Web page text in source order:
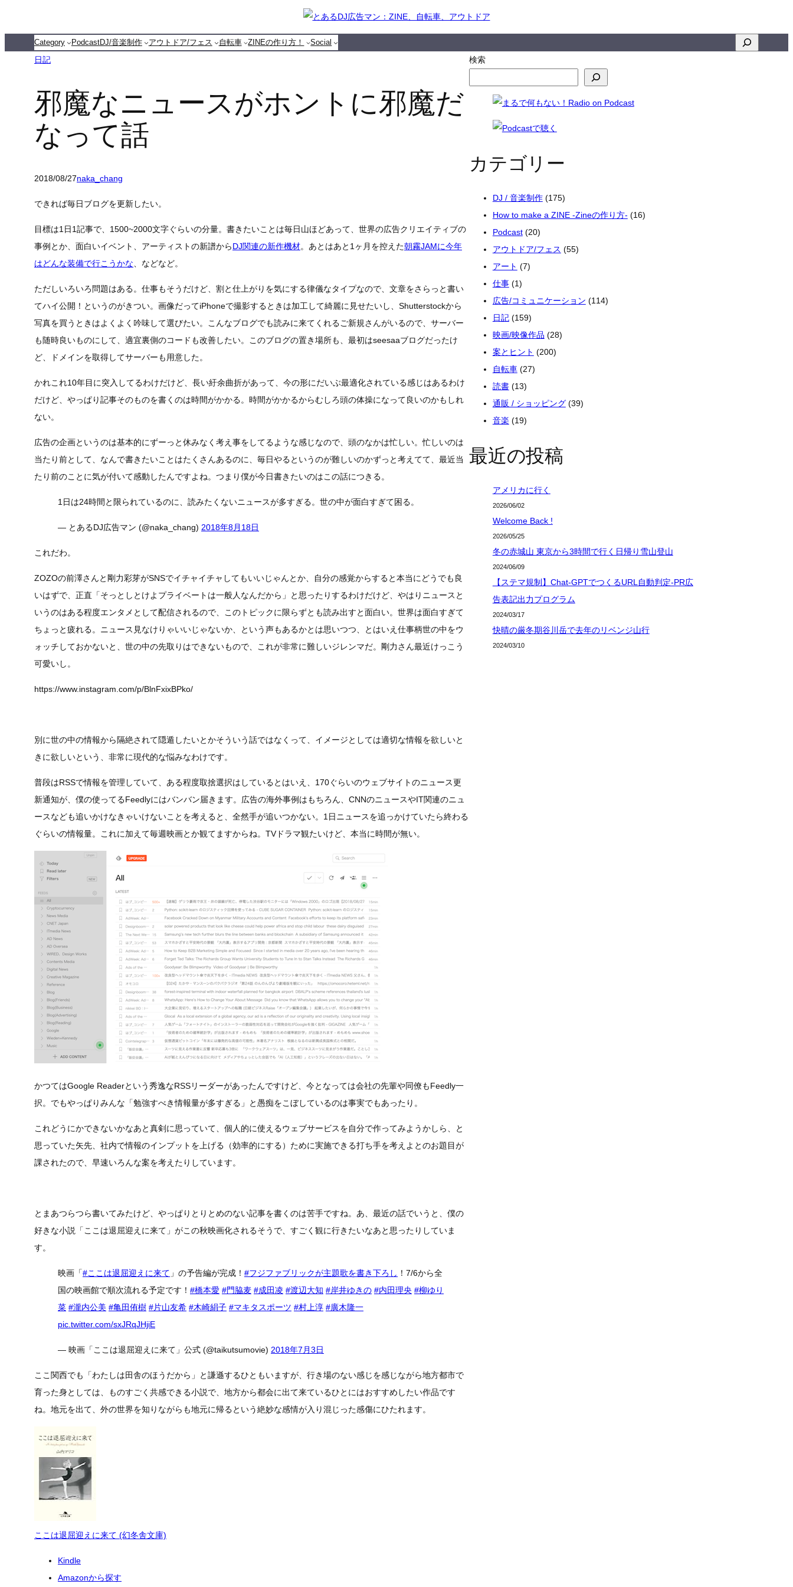
容
を
Category PodcastDJ/音楽制作 アウトドア/フェス 自転車 ZINEの作り方！ Social
日記
邪魔なニュースがホントに邪魔だ
なって話
2018/08/27naka_chang
できれば毎日ブログを更新したい。
目標は1日1記事で、1500~2000文字ぐらいの分量。書きたいことは毎日山ほどあって、世界の広告クリエイティブの
事例とか、面白いイベント、アーティストの新譜からDJ関連の新作機材。あとはあと1ヶ月を控えた朝霧JAMに今年
はどんな装備で行こうかな、などなど。
ただしいろいろ問題はある。仕事もそうだけど、割と仕上がりを気にする律儀なタイプなので、文章をさらっと書い
てハイ公開！というのがきつい。画像だってiPhoneで撮影するときは加工して綺麗に見せたいし、Shutterstockから
写真を買うときはよくよく吟味して選びたい。こんなブログでも読みに来てくれるご新規さんがいるので、サーバー
も随時良いものにして、適宜裏側のコードも改善したい。このブログの置き場所も、最初はseesaaブログだったけ
ど、ドメインを取得してサーバーも用意した。
かれこれ10年目に突入してるわけだけど、長い紆余曲折があって、今の形にだいぶ最適化されている感じはあるわけ
だけど、やっぱり記事そのものを書くのは時間がかかる。時間がかかるからむしろ頭の体操になって良いのかもしれ
ない。
広告の企画というのは基本的にずーっと休みなく考え事をしてるような感じなので、頭のなかは忙しい。忙しいのは
当たり前として、なんで書きたいことはたくさんあるのに、毎日やるというのが難しいのかずっと考えてて、最近当
たり前のことに気が付いて感動したんですよね。つまり僕が今日書きたいのはこの話につきる。
1日は24時間と限られているのに、読みたくないニュースが多すぎる。世の中が面白すぎて困る。
— とあるDJ広告マン (@naka_chang) 2018年8月18日
これだわ。
ZOZOの前澤さんと剛力彩芽がSNSでイチャイチャしてもいいじゃんとか、自分の感覚からすると本当にどうでも良
いはずで、正直「そっとしとけよプライベートは一般人なんだから」と思ったりするわけだけど、やはりニュースと
いうのはある程度エンタメとして配信されるので、このトピックに限らずとも読み出すと面白い。世界は面白すぎて
ちょっと疲れる。ニュース見なけりゃいいじゃないか、という声もあるかとは思いつつ、とはいえ仕事柄世の中をウ
ォッチしておかないと、世の中の先取りはできないもので、これが非常に難しいジレンマだ。剛力さん最近けっこう
可愛いし。
https://www.instagram.com/p/BlnFxixBPko/
別に世の中の情報から隔絶されて隠遁したいとかそういう話ではなくって、イメージとしては適切な情報を欲しいと
きに欲しいという、非常に現代的な悩みなわけです。
普段はRSSで情報を管理していて、ある程度取捨選択はしているとはいえ、170ぐらいのウェブサイトのニュース更
新通知が、僕の使ってるFeedlyにはバンバン届きます。広告の海外事例はもちろん、CNNのニュースやIT関連のニュ
ースなども追いかけなきゃいけないことを考えると、全然手が追いつかない。1日ニュースを追っかけていたら終わる
ぐらいの情報量。これに加えて毎週映画とか観てますからね。TVドラマ観たいけど、本当に時間が無い。
かつてはGoogle Readerという秀逸なRSSリーダーがあったんですけど、今となっては会社の先輩や同僚もFeedly一
択。でもやっぱりみんな「勉強すべき情報量が多すぎる」と愚痴をこぼしているのは事実でもあったり。
これどうにかできないかなあと真剣に思っていて、個人的に使えるウェブサービスを自分で作ってみようかしら、と
思っていた矢先、社内で情報のインプットを上げる（効率的にする）ために実施できる打ち手を考えよとのお題目が
課されたので、早速いろんな案を考えたりしています。
とまあつらつら書いてみたけど、やっぱりとりとめのない記事を書くのは苦手ですね。あ、最近の話でいうと、僕の
好きな小説「ここは退屈迎えに来て」がこの秋映画化されるそうで、すごく観に行きたいなあと思ったりしていま
す。
映画「#ここは退屈迎えに来て 」の予告編が完成！ #フジファブリックが主題歌を書き下ろし ！7/6から全
国の映画館で順次流れる予定です！ #橋本愛 #門脇麦 #成田凌 #渡辺大知 #岸井ゆきの #内田理央 #柳ゆり
菜 #瀧内公美 #亀田侑樹 #片山友希 #木崎絹子 #マキタスポーツ #村上淳 #廣木隆一
pic.twitter.com/sxJRqJHjiE
— 映画「ここは退屈迎えに来て」公式 (@taikutsumovie) 2018年7月3日
ここ関西でも「わたしは田舎のほうだから」と謙遜するひともいますが、行き場のない感じを感じながら地方都市で
育った身としては、ものすごく共感できる小説で、地方から都会に出て来ているひとにはおすすめしたい作品です
ね。地元を出て、外の世界を知りながらも地元に帰るという絶妙な感情が入り混じった感傷にひたれます。
ここは退屈迎えに来て (幻冬舎文庫)
Kindle
Amazonから探す
検索
カテゴリー
DJ / 音楽制作(175)
How to make a ZINE -Zineの作り方- (16)
Podcast(20)
アウトドア/フェス (55)
アート (7)
仕事(1)
広告/コミュニケーション (114)
日記(159)
映画/映像作品 (28)
案とヒント (200)
自転車(27)
読書(13)
通販 / ショッピング(39)
音楽 (19)
最近の投稿
アメリカに行く
2026/06/02
Welcome Back !
2026/05/25
冬の赤城山 東京から3時間で行く日帰り雪山登山
2024/06/09
【ステマ規制】Chat-GPTでつくるURL自動判定-PR広
告表記出力プログラム
2024/03/17
快晴の厳冬期谷川岳で去年のリベンジ山行
2024/03/10